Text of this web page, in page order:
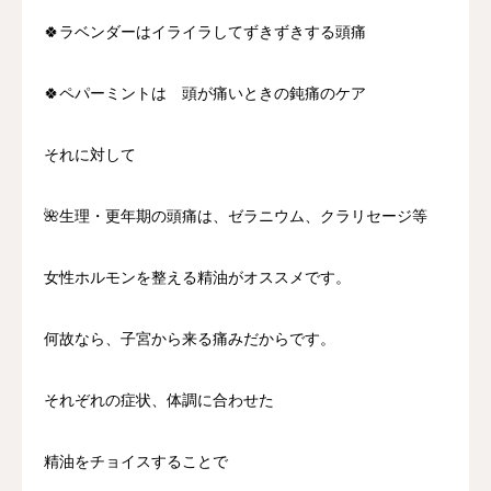
🍀ラベンダーはイライラしてずきずきする頭痛
🍀ペパーミントは 頭が痛いときの鈍痛のケア
それに対して
🌺生理・更年期の頭痛は、ゼラニウム、クラリセージ等
女性ホルモンを整える精油がオススメです。
何故なら、子宮から来る痛みだからです。
それぞれの症状、体調に合わせた
精油をチョイスすることで